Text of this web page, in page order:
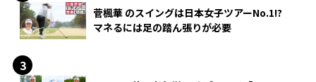
菅楓華 のスイングは日本女子ツアーNo.1!?
マネるには足の踏ん張りが必要